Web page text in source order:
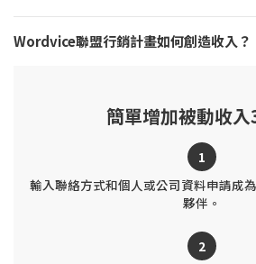
Wordvice聯盟行銷計畫如何創造收入？
簡單增加被動收
1
輸入聯絡方式和個人或公司資料申請成
夥伴。
2